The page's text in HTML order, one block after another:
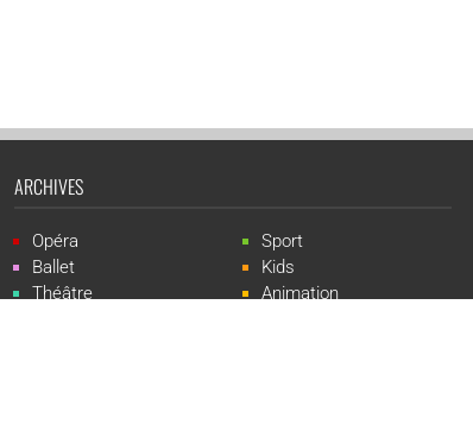
ARCHIVES
Opéra
Ballet
Théâtre
Sport
Kids
Animation